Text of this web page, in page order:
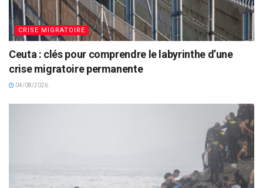
CRISE MIGRATOIRE
Ceuta : clés pour comprendre le labyrinthe d’une
crise migratoire permanente
04/08/2026